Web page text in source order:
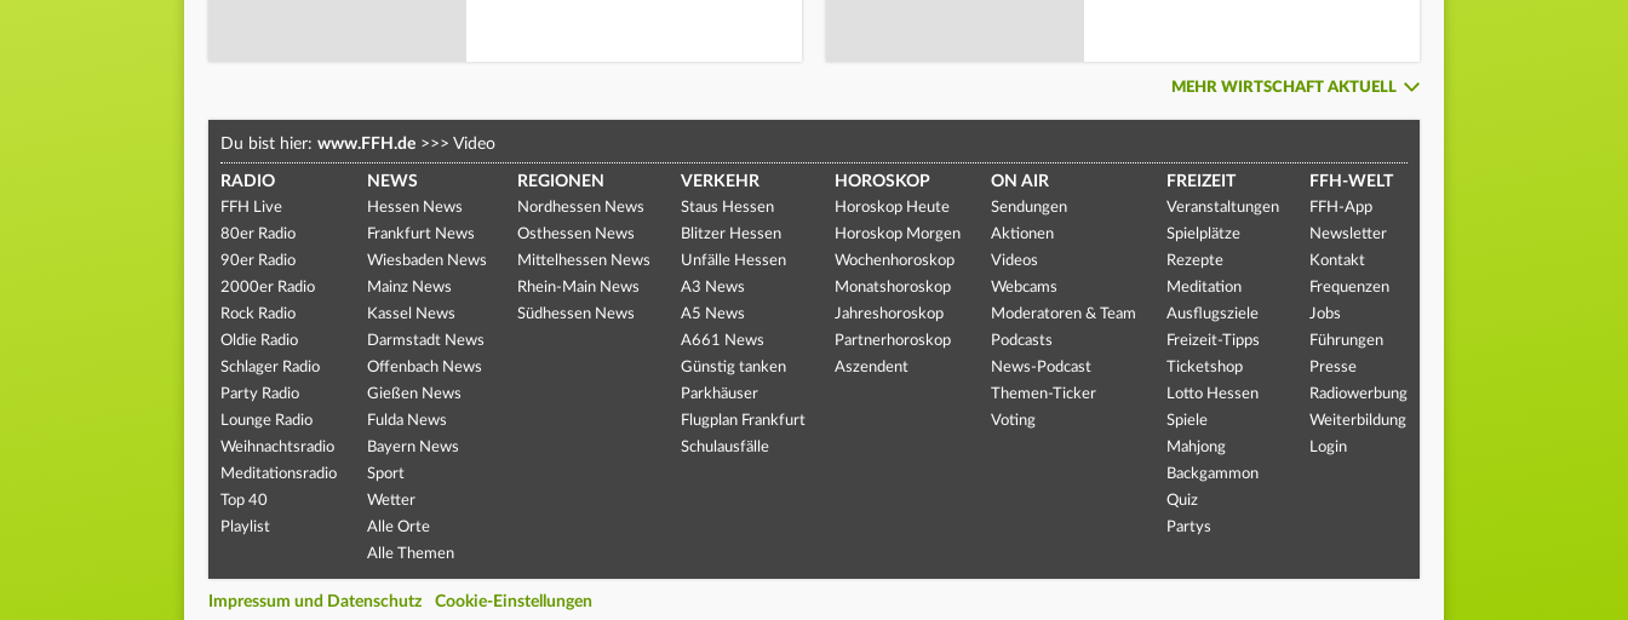
MEHR WIRTSCHAFT AKTUELL
Du bist hier: www.FFH.de >>> Video
RADIO
FFH Live
80er Radio
90er Radio
2000er Radio
Rock Radio
Oldie Radio
Schlager Radio
Party Radio
Lounge Radio
Weihnachtsradio
Meditationsradio
Top 40
Playlist
NEWS
Hessen News
Frankfurt News
Wiesbaden News
Mainz News
Kassel News
Darmstadt News
Offenbach News
Gießen News
Fulda News
Bayern News
Sport
Wetter
Alle Orte
Alle Themen
REGIONEN
Nordhessen News
Osthessen News
Mittelhessen News
Rhein-Main News
Südhessen News
VERKEHR
Staus Hessen
Blitzer Hessen
Unfälle Hessen
A3 News
A5 News
A661 News
Günstig tanken
Parkhäuser
Flugplan Frankfurt
Schulausfälle
HOROSKOP
Horoskop Heute
Horoskop Morgen
Wochenhoroskop
Monatshoroskop
Jahreshoroskop
Partnerhoroskop
Aszendent
ON AIR
Sendungen
Aktionen
Videos
Webcams
Moderatoren & Team
Podcasts
News-Podcast
Themen-Ticker
Voting
FREIZEIT
Veranstaltungen
Spielplätze
Rezepte
Meditation
Ausflugsziele
Freizeit-Tipps
Ticketshop
Lotto Hessen
Spiele
Mahjong
Backgammon
Quiz
Partys
FFH-WELT
FFH-App
Newsletter
Kontakt
Frequenzen
Jobs
Führungen
Presse
Radiowerbung
Weiterbildung
Login
Impressum und Datenschutz Cookie-Einstellungen